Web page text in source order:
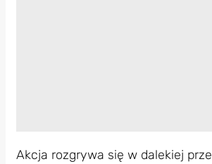
Akcja rozgrywa się w dalekiej